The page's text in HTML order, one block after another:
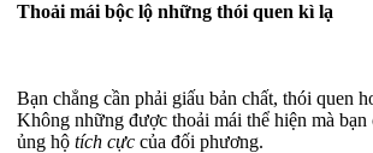
Thoải mái bộc lộ những thói quen kì lạ
Bạn chẳng cần phải giấu bản chất, thói quen
Không những được thoải mái thể hiện mà bạn
ủng hộ tích cực của đối phương.